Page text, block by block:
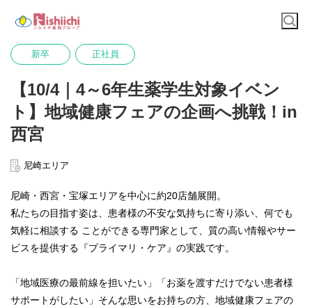
新卒 正社員
【10/4｜4～6年生薬学生対象イベン
ト】地域健康フェアの企画へ挑戦！in
西宮
尼崎エリア
尼崎・西宮・宝塚エリアを中心に約20店舗展開。
私たちの目指す姿は、患者様の不安な気持ちに寄り添い、何でも
気軽に相談する ことができる専門家として、質の高い情報やサー
ビスを提供する『プライマリ・ケア』の実践です。
「地域医療の最前線を担いたい」「お薬を渡すだけでない患者様
サポートがしたい」そんな思いをお持ちの方、地域健康フェアの